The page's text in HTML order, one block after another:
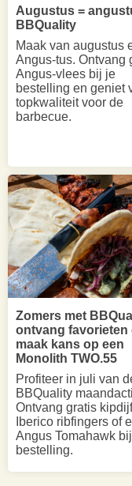
Augustus =
BBQuality
Maak van augustus
Angus-tus. Ontvang
Angus-vlees bij je
bestelling en geniet
topkwaliteit voor de
barbecue.
Zomers met
ontvang favorieten
maak kans op een
Monolith TWO.55
Profiteer in juli van
BBQuality
Ontvang gratis
Iberico ribfingers of
Angus Tomahawk
bestelling.